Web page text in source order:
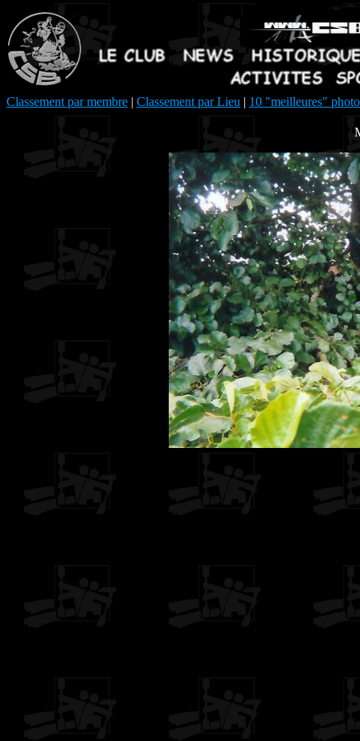
Classement par membre | Classement par Lieu | 10 "meilleures"